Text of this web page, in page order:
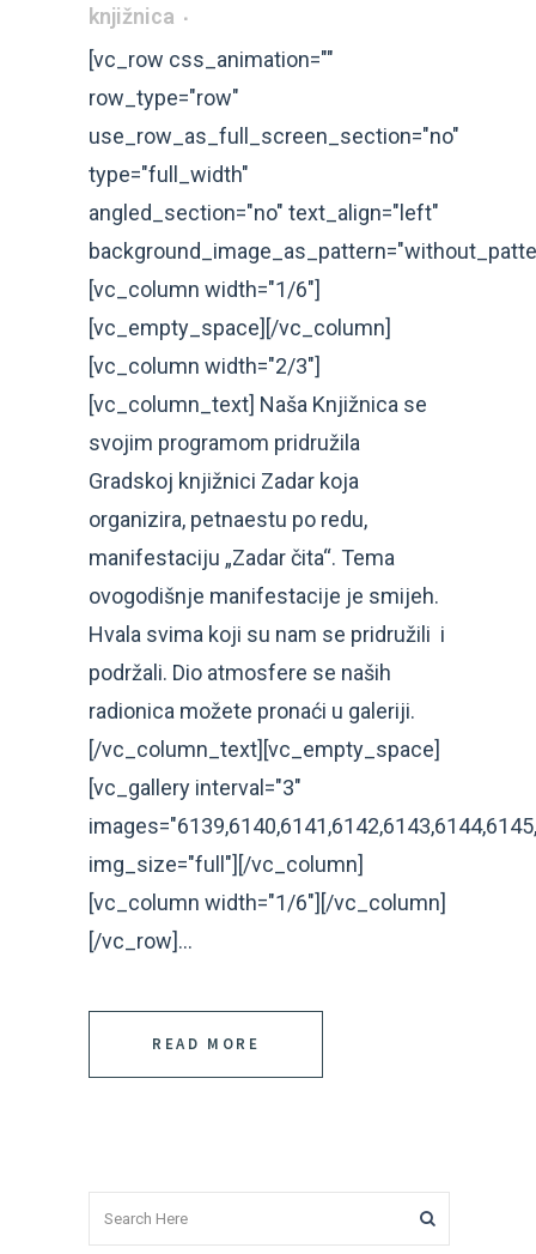
knjižnica
[vc_row css_animation=""
row_type="row"
use_row_as_full_screen_section="no"
type="full_width"
angled_section="no" text_align="left"
[vc_column width="1/6"]
[vc_empty_space][/vc_column]
[vc_column width="2/3"]
[vc_column_text] Naša Knjižnica se
svojim programom pridružila
Gradskoj knjižnici Zadar koja
organizira, petnaestu po redu,
manifestaciju „Zadar čita“. Tema
ovogodišnje manifestacije je smijeh.
Hvala svima koji su nam se pridružili i
podržali. Dio atmosfere se naših
radionica možete pronaći u galeriji.
[/vc_column_text][vc_empty_space]
[vc_gallery interval="3"
img_size="full"][/vc_column]
[vc_column width="1/6"][/vc_column]
[/vc_row]...
READ MORE